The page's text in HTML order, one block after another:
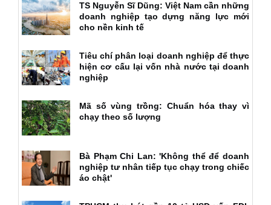
TS Nguyễn Sĩ Dũng: Việt Nam cần những
doanh nghiệp tạo dựng năng lực mới
cho nền kinh tế
Tiêu chí phân loại doanh nghiệp để thực
hiện cơ cấu lại vốn nhà nước tại doanh
nghiệp
Mã số vùng trồng: Chuẩn hóa thay vì
chạy theo số lượng
Bà Phạm Chi Lan: 'Không thể để doanh
nghiệp tư nhân tiếp tục chạy trong chiếc
áo chật'